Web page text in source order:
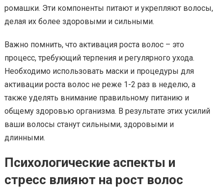
ромашки. Эти компоненты питают и укрепляют волосы,
делая их более здоровыми и сильными.
Важно помнить, что активация роста волос – это
процесс, требующий терпения и регулярного ухода.
Необходимо использовать маски и процедуры для
активации роста волос не реже 1-2 раз в неделю, а
также уделять внимание правильному питанию и
общему здоровью организма. В результате этих усилий
ваши волосы станут сильными, здоровыми и
длинными.
Психологические аспекты и
стресс влияют на рост волос